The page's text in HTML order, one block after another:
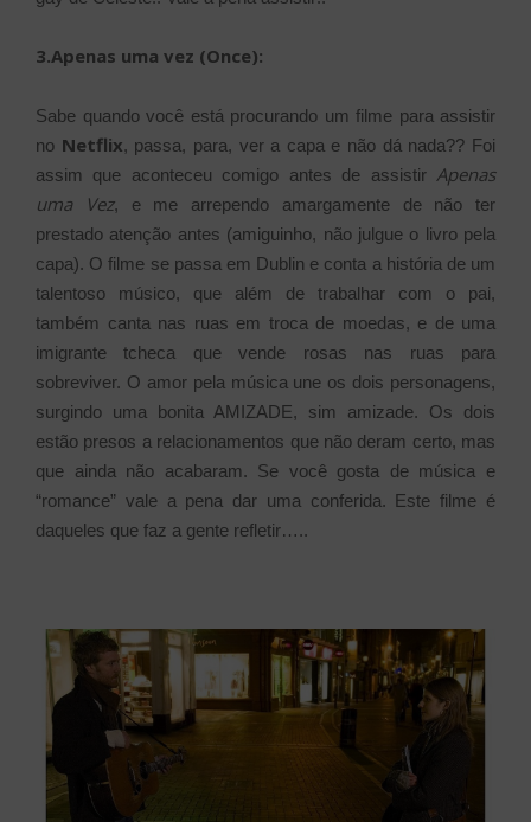
3.Apenas uma vez (Once):
Sabe quando você está procurando um filme para assistir
no Netflix, passa, para, ver a capa e não dá nada?? Foi
assim que aconteceu comigo antes de assistir Apenas
uma Vez, e me arrependo amargamente de não ter
prestado atenção antes (amiguinho, não julgue o livro pela
capa). O filme se passa em Dublin e conta a história de um
talentoso músico, que além de trabalhar com o pai,
também canta nas ruas em troca de moedas, e de uma
imigrante tcheca que vende rosas nas ruas para
sobreviver. O amor pela música une os dois personagens,
surgindo uma bonita AMIZADE, sim amizade. Os dois
estão presos a relacionamentos que não deram certo, mas
que ainda não acabaram. Se você gosta de música e
“romance” vale a pena dar uma conferida. Este filme é
daqueles que faz a gente refletir…..